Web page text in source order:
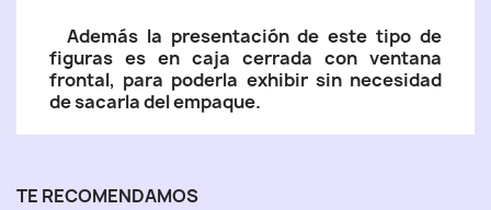
Además la presentación de este tipo de
figuras es en caja cerrada con ventana
frontal, para poderla exhibir sin necesidad
de sacarla del empaque.
TE RECOMENDAMOS